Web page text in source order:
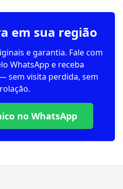
em sua região
e garantia. Fale com
WhatsApp e receba
sem visita perdida, sem
no WhatsApp